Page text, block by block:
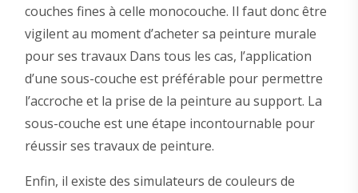
couches fines à celle monocouche. Il faut donc être
vigilent au moment d’acheter sa peinture murale
pour ses travaux Dans tous les cas, l’application
d’une sous-couche est préférable pour permettre
l’accroche et la prise de la peinture au support. La
sous-couche est une étape incontournable pour
réussir ses travaux de peinture.
Enfin, il existe des simulateurs de couleurs de